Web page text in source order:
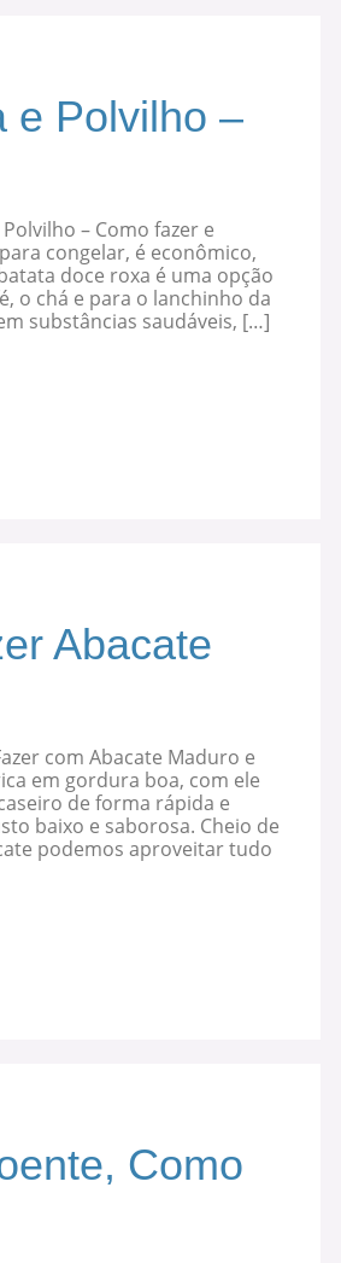
e Polvilho –
– Como fazer e
congelar, é econômico,
doce roxa é uma opção
o chá e para o lanchinho da
substâncias saudáveis, […]
Abacate
com Abacate Maduro e
em gordura boa, com ele
de forma rápida e
baixo e saborosa. Cheio de
podemos aproveitar tudo
Como